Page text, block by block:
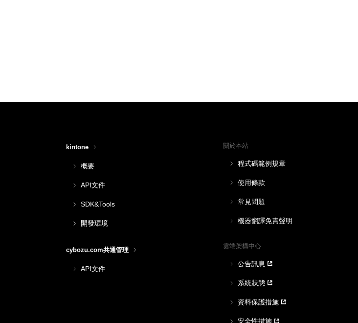
kintone
概要
API文件
SDK&Tools
開發環境
cybozu.com共通管理
API文件
關於本站
程式碼範例規章
使用條款
常見問題
機器翻譯免責聲明
雲端架構中心
公告訊息
系統狀態
資料保護措施
安全性措施